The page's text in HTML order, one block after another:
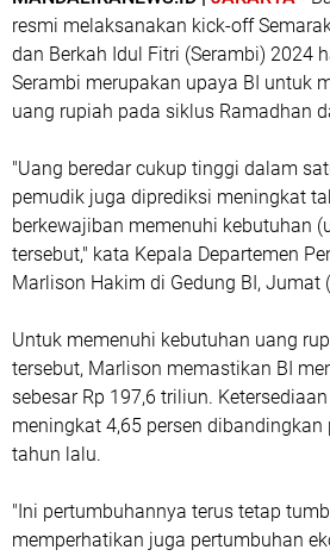
resmi melaksanakan kick-off
dan Berkah Idul Fitri (Serambi) 2024
Serambi merupakan upaya BI untuk
uang rupiah pada siklus Ramadhan
"Uang beredar cukup tinggi dalam
pemudik juga diprediksi meningkat
berkewajiban memenuhi kebutuhan
tersebut," kata Kepala Departemen
Marlison Hakim di Gedung BI, Jumat
Untuk memenuhi kebutuhan uang
tersebut, Marlison memastikan BI
sebesar Rp 197,6 triliun.
meningkat 4,65 persen dibandingkan
tahun lalu.
"Ini pertumbuhannya terus tetap
memperhatikan juga pertumbuhan